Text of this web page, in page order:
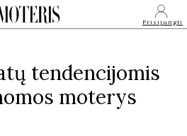
Prisijungti
tendencijomis
moterys